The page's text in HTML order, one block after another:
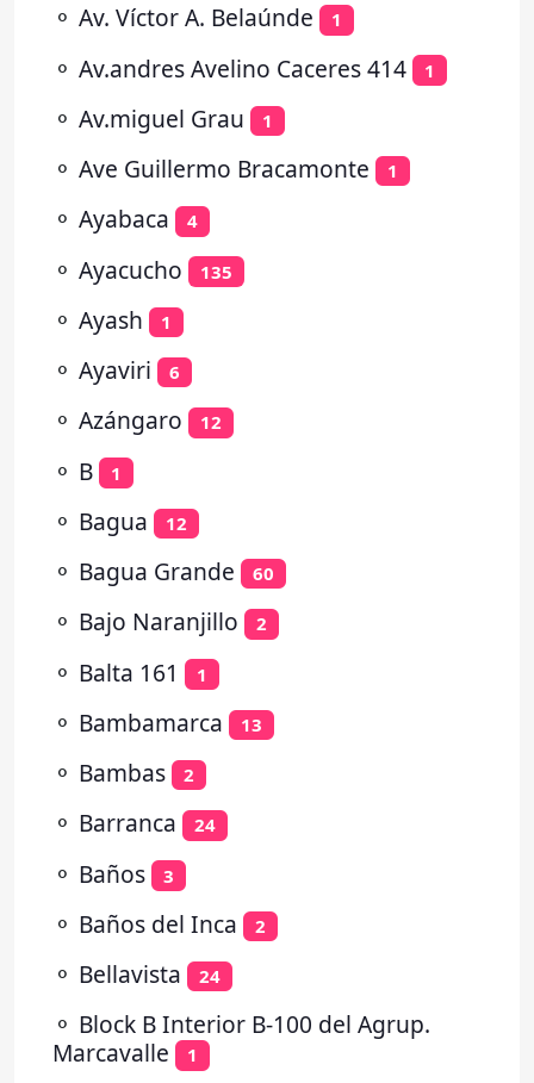
⚬ Av. Víctor A. Belaúnde 1
⚬ Av.andres Avelino Caceres 414 1
⚬ Av.miguel Grau 1
⚬ Ave Guillermo Bracamonte 1
⚬ Ayabaca 4
⚬ Ayacucho 135
⚬ Ayash 1
⚬ Ayaviri 6
⚬ Azángaro 12
⚬ B 1
⚬ Bagua 12
⚬ Bagua Grande 60
⚬ Bajo Naranjillo 2
⚬ Balta 161 1
⚬ Bambamarca 13
⚬ Bambas 2
⚬ Barranca 24
⚬ Baños 3
⚬ Baños del Inca 2
⚬ Bellavista 24
⚬ Block B Interior B-100 del Agrup.
Marcavalle
1